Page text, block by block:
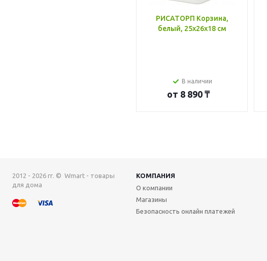
РИСАТОРП Корзина,
белый, 25x26x18 см
В наличии
от 8 890 ₸
2012 - 2026 гг. © Wmart - товары
для дома
КОМПАНИЯ
О компании
Магазины
Безопасность онлайн платежей